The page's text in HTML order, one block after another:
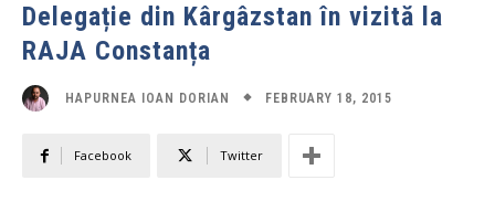
Delegație din Kârgâzstan în vizită la
RAJA Constanța
HAPURNEA IOAN DORIAN FEBRUARY 18, 2015
Facebook Twitter